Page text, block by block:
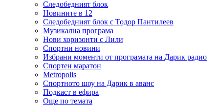
Следобедният блок
Новините в 12
Следобедният блок с Тодор Пантилеев
Музикална програма
Нови хоризонти с Лили
Спортни новини
Избрани моменти от програмата на Дарик радио
Спортен маратон
Metropolis
Спортното шоу на Дарик в аванс
Подкаст в ефира
Още по темата